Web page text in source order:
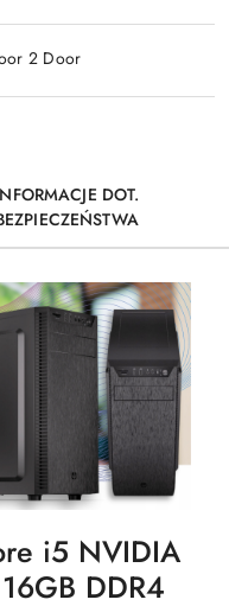
2 Door
DOT.
i5 NVIDIA
DDR4